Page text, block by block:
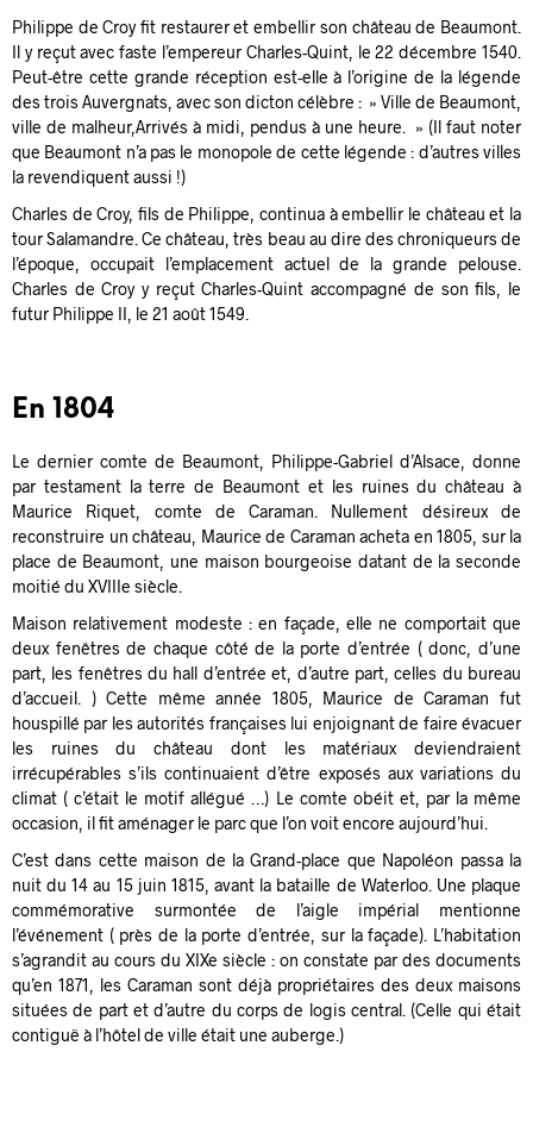
Philippe de Croy fit restaurer et embellir son château de Beaumont.
Il y reçut avec faste l’empereur Charles-Quint, le 22 décembre 1540.
Peut-être cette grande réception est-elle à l’origine de la légende
des trois Auvergnats, avec son dicton célèbre : » Ville de Beaumont,
ville de malheur,Arrivés à midi, pendus à une heure. » (Il faut noter
que Beaumont n’a pas le monopole de cette légende : d’autres villes
la revendiquent aussi !)
Charles de Croy, fils de Philippe, continua à embellir le château et la
tour Salamandre. Ce château, très beau au dire des chroniqueurs de
l’époque, occupait l’emplacement actuel de la grande pelouse.
Charles de Croy y reçut Charles-Quint accompagné de son fils, le
futur Philippe II, le 21 août 1549.
En 1804
Le dernier comte de Beaumont, Philippe-Gabriel d’Alsace, donne
par testament la terre de Beaumont et les ruines du château à
Maurice Riquet, comte de Caraman. Nullement désireux de
reconstruire un château, Maurice de Caraman acheta en 1805, sur la
place de Beaumont, une maison bourgeoise datant de la seconde
moitié du XVIIIe siècle.
Maison relativement modeste : en façade, elle ne comportait que
deux fenêtres de chaque côté de la porte d’entrée ( donc, d’une
part, les fenêtres du hall d’entrée et, d’autre part, celles du bureau
d’accueil. ) Cette même année 1805, Maurice de Caraman fut
houspillé par les autorités françaises lui enjoignant de faire évacuer
les ruines du château dont les matériaux deviendraient
irrécupérables s’ils continuaient d’être exposés aux variations du
climat ( c’était le motif allégué …) Le comte obéit et, par la même
occasion, il fit aménager le parc que l’on voit encore aujourd’hui.
C’est dans cette maison de la Grand-place que Napoléon passa la
nuit du 14 au 15 juin 1815, avant la bataille de Waterloo. Une plaque
commémorative surmontée de l’aigle impérial mentionne
l’événement ( près de la porte d’entrée, sur la façade). L’habitation
s’agrandit au cours du XIXe siècle : on constate par des documents
qu’en 1871, les Caraman sont déjà propriétaires des deux maisons
situées de part et d’autre du corps de logis central. (Celle qui était
contiguë à l’hôtel de ville était une auberge.)